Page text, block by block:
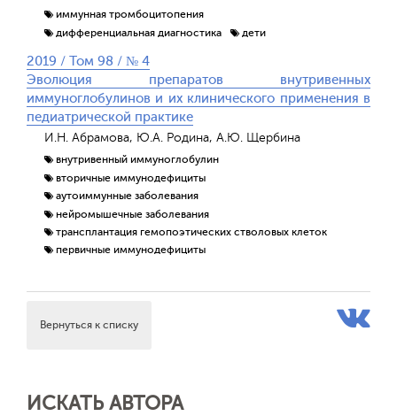
иммунная тромбоцитопения
дифференциальная диагностика
дети
2019 / Том 98 / № 4
Эволюция препаратов внутривенных
иммуноглобулинов и их клинического применения в
педиатрической практике
И.Н. Абрамова, Ю.А. Родина, А.Ю. Щербина
внутривенный иммуноглобулин
вторичные иммунодефициты
аутоиммунные заболевания
нейромышечные заболевания
трансплантация гемопоэтических стволовых клеток
первичные иммунодефициты
Вернуться к списку
ИСКАТЬ АВТОРА